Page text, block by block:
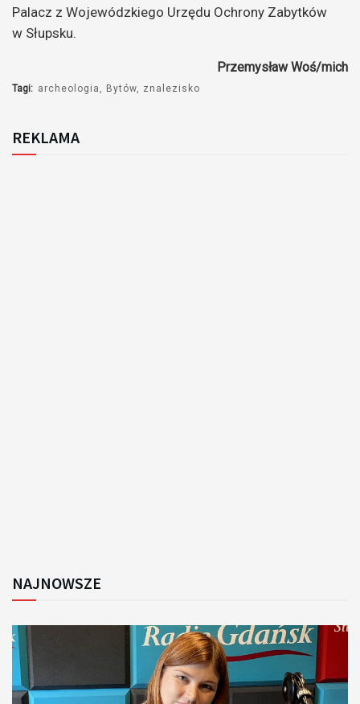
Palacz z Wojewódzkiego Urzędu Ochrony Zabytków
w Słupsku.
Przemysław Woś/mich
Tagi: archeologia Bytów znalezisko
REKLAMA
NAJNOWSZE